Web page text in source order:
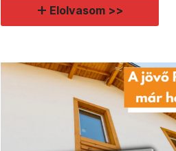
Elolvasom >>